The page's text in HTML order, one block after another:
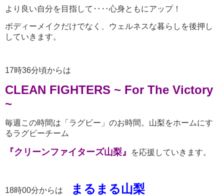
より良い自分を目指して‥‥心身ともにアップ！
ボディーメイクだけでなく、ウェルネスな暮らしを後押し
していきます。
17時36分頃からは
CLEAN FIGHTERS ~ For The Victory
~
毎週この時間は「ラグビー」のお時間。山梨をホームにす
るラグビーチーム
『クリーンファイターズ山梨』 を応援していきます。
18時00分からは まるまる山梨